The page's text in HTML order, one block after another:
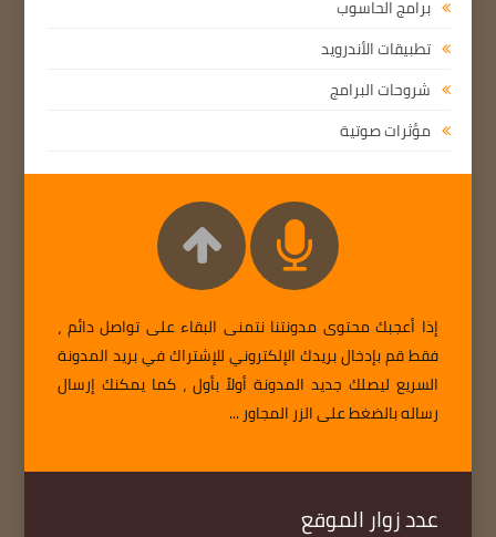
برامج الحاسوب
تطبيقات الأندرويد
شروحات البرامج
مؤثرات صوتية
إذا أعجبك محتوى مدونتنا نتمنى البقاء على تواصل دائم ،
فقط قم بإدخال بريدك الإلكتروني للإشتراك في بريد المدونة
السريع ليصلك جديد المدونة أولاً بأول ، كما يمكنك إرسال
رساله بالضغط على الزر المجاور ...
عدد زوار الموقع